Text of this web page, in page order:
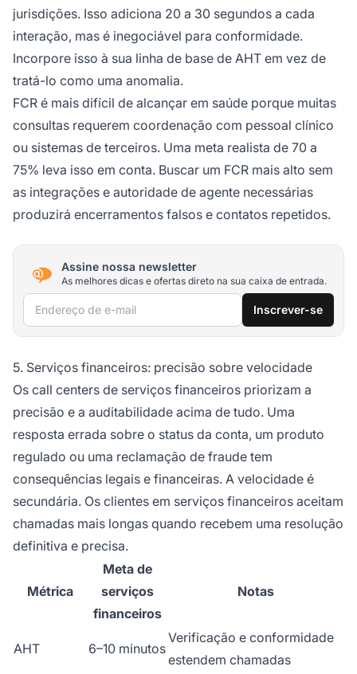
jurisdições. Isso adiciona 20 a 30 segundos a cada
interação, mas é inegociável para conformidade.
Incorpore isso à sua linha de base de AHT em vez de
tratá-lo como uma anomalia.
FCR é mais difícil de alcançar em saúde porque muitas
consultas requerem coordenação com pessoal clínico
ou sistemas de terceiros. Uma meta realista de 70 a
75% leva isso em conta. Buscar um FCR mais alto sem
as integrações e autoridade de agente necessárias
produzirá encerramentos falsos e contatos repetidos.
Assine nossa newsletter
As melhores dicas e ofertas direto na sua caixa de entrada.
Endereço de e-mail Inscrever-se
5. Serviços financeiros: precisão sobre velocidade
Os call centers de serviços financeiros priorizam a
precisão e a auditabilidade acima de tudo. Uma
resposta errada sobre o status da conta, um produto
regulado ou uma reclamação de fraude tem
consequências legais e financeiras. A velocidade é
secundária. Os clientes em serviços financeiros aceitam
chamadas mais longas quando recebem uma resolução
definitiva e precisa.
Métrica
Meta de
serviços
financeiros
Notas
AHT 6–10 minutos
Verificação e conformidade
estendem chamadas